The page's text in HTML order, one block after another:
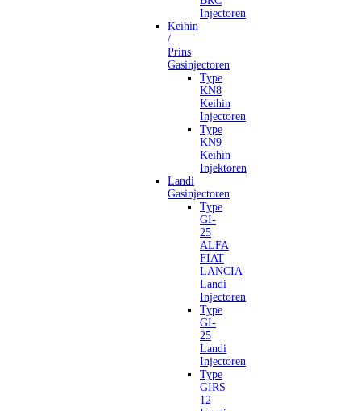
Injectoren
Keihin
/
Prins
Gasinjectoren
Type
KN8
Keihin
Injectoren
Type
KN9
Keihin
Injektoren
Landi
Gasinjectoren
Type
GI-
25
ALFA
FIAT
LANCIA
Landi
Injectoren
Type
GI-
25
Landi
Injectoren
Type
GIRS
12